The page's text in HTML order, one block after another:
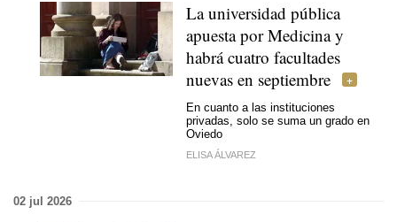
La universidad pública
apuesta por Medicina y
habrá cuatro facultades
nuevas en septiembre
En cuanto a las instituciones
privadas, solo se suma un grado en
Oviedo
ELISA ÁLVAREZ
02 jul 2026